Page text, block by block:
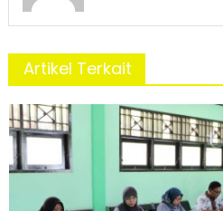
Artikel Terkait